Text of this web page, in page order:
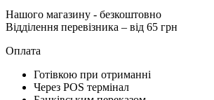
Нашого магазину - безкоштовно
Відділення перевізника – від 65 грн
Оплата
Готівкою при отриманні
Через POS термінал